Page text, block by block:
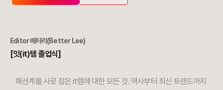
Editor배터리(Better Lee)
[잇(it)템 졸업식]
패션계를 사로 잡은 it템에 대한 모든 것. 역사부터 최신 트렌드까지